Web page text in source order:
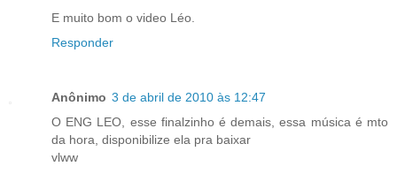
E muito bom o video Léo.
Responder
Anônimo 3 de abril de 2010 às 12:47
O ENG LEO, esse finalzinho é demais, essa música é mto
da hora, disponibilize ela pra baixar
vlww